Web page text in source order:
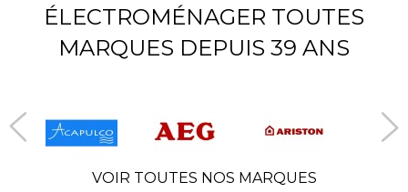
ÉLECTROMÉNAGER TOUTES
MARQUES DEPUIS 39 ANS
VOIR TOUTES NOS MARQUES